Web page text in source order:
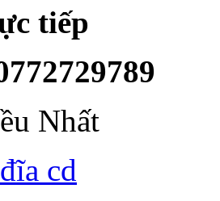
tiếp
Nhất
cd